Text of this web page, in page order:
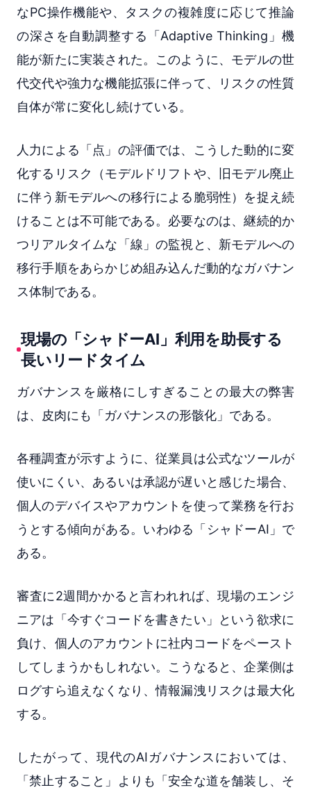
なPC操作機能や、タスクの複雑度に応じて推論
の深さを自動調整する「Adaptive Thinking」機
能が新たに実装された。このように、モデルの世
代交代や強力な機能拡張に伴って、リスクの性質
自体が常に変化し続けている。
人力による「点」の評価では、こうした動的に変
化するリスク（モデルドリフトや、旧モデル廃止
に伴う新モデルへの移行による脆弱性）を捉え続
けることは不可能である。必要なのは、継続的か
つリアルタイムな「線」の監視と、新モデルへの
移行手順をあらかじめ組み込んだ動的なガバナン
ス体制である。
現場の「シャドーAI」利用を助長する
長いリードタイム
ガバナンスを厳格にしすぎることの最大の弊害
は、皮肉にも「ガバナンスの形骸化」である。
各種調査が示すように、従業員は公式なツールが
使いにくい、あるいは承認が遅いと感じた場合、
個人のデバイスやアカウントを使って業務を行お
うとする傾向がある。いわゆる「シャドーAI」で
ある。
審査に2週間かかると言われれば、現場のエンジ
ニアは「今すぐコードを書きたい」という欲求に
負け、個人のアカウントに社内コードをペースト
してしまうかもしれない。こうなると、企業側は
ログすら追えなくなり、情報漏洩リスクは最大化
する。
したがって、現代のAIガバナンスにおいては、
「禁止すること」よりも「安全な道を舗装し、そ